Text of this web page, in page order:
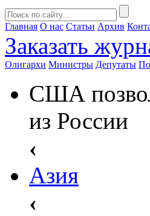
Главная О нас Статьи Архив
Заказать
Олигархи Министры Депутаты
США
из России
‹
Азия
‹